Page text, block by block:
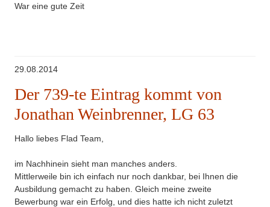
War eine gute Zeit
29.08.2014
Der 739-te Eintrag kommt von
Jonathan Weinbrenner, LG 63
Hallo liebes Flad Team,
im Nachhinein sieht man manches anders.
Mittlerweile bin ich einfach nur noch dankbar, bei Ihnen die
Ausbildung gemacht zu haben. Gleich meine zweite
Bewerbung war ein Erfolg, und dies hatte ich nicht zuletzt